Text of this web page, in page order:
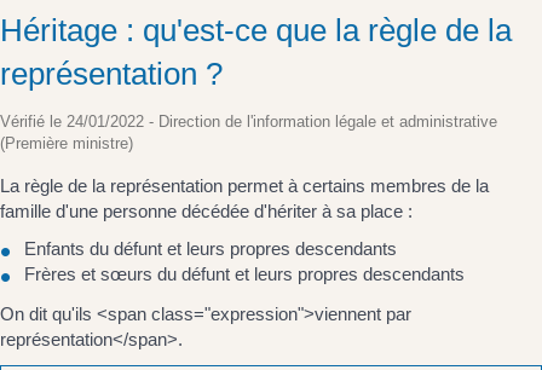
Héritage : qu'est-ce que la règle de la
représentation ?
Vérifié le 24/01/2022 - Direction de l'information légale et administrative
(Première ministre)
La règle de la représentation permet à certains membres de la
famille d'une personne décédée d'hériter à sa place :
Enfants du défunt et leurs propres descendants
Frères et sœurs du défunt et leurs propres descendants
On dit qu'ils <span class="expression">viennent par
représentation</span>.